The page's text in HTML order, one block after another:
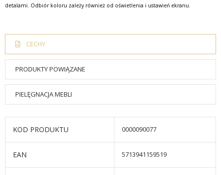
detalami. Odbiór koloru zależy również od oświetlenia i ustawień ekranu.
CECHY
PRODUKTY POWIĄZANE
PIELĘGNACJA MEBLI
KOD PRODUKTU 0000090077
EAN 5713941159519